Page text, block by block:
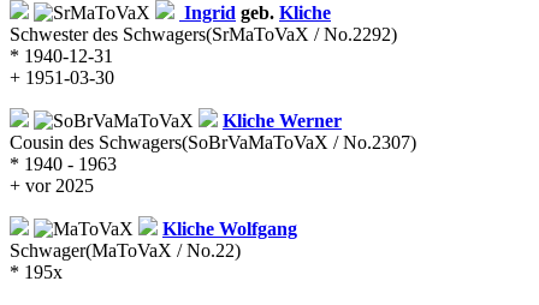
Ingrid geb. Kliche
Schwester des Schwagers(SrMaToVaX / No.2292)
* 1940-12-31
+ 1951-03-30
Kliche Werner
Cousin des Schwagers(SoBrVaMaToVaX / No.2307)
* 1940 - 1963
+ vor 2025
Kliche Wolfgang
Schwager(MaToVaX / No.22)
* 195x